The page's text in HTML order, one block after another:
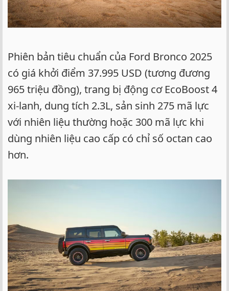
Phiên bản tiêu chuẩn của Ford Bronco 2025
có giá khởi điểm 37.995 USD (tương đương
965 triệu đồng), trang bị động cơ EcoBoost 4
xi-lanh, dung tích 2.3L, sản sinh 275 mã lực
với nhiên liệu thường hoặc 300 mã lực khi
dùng nhiên liệu cao cấp có chỉ số octan cao
hơn.